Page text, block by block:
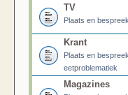
TV
Plaats en
Krant
Plaats en
eetproblematiek
Magazines